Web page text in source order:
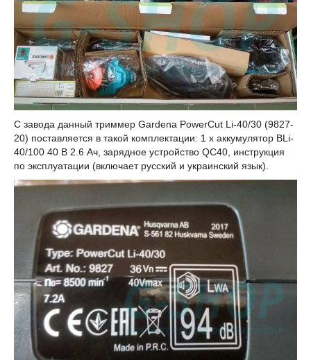
С завода данный триммер Gardena PowerCut Li-40/30 (9827-
20) поставляется в такой комплектации: 1 х аккумулятор BLi-
40/100 40 В 2.6 Ач, зарядное устройство QC40, инструкция
по эксплуатации (включает русский и украинский язык).